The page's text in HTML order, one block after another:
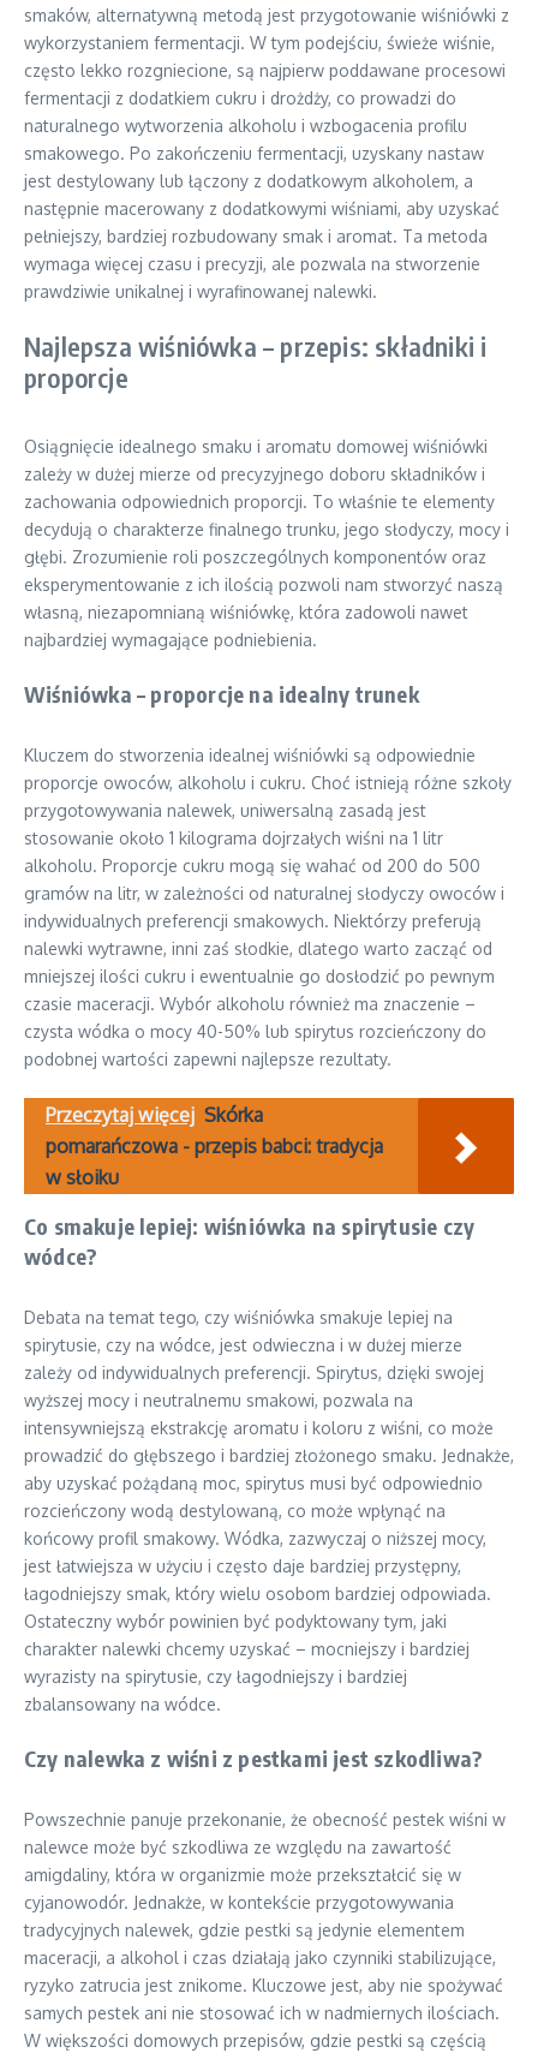
smaków, alternatywną metodą jest przygotowanie wiśniówki z
wykorzystaniem fermentacji. W tym podejściu, świeże wiśnie,
często lekko rozgniecione, są najpierw poddawane procesowi
fermentacji z dodatkiem cukru i drożdży, co prowadzi do
naturalnego wytworzenia alkoholu i wzbogacenia profilu
smakowego. Po zakończeniu fermentacji, uzyskany nastaw
jest destylowany lub łączony z dodatkowym alkoholem, a
następnie macerowany z dodatkowymi wiśniami, aby uzyskać
pełniejszy, bardziej rozbudowany smak i aromat. Ta metoda
wymaga więcej czasu i precyzji, ale pozwala na stworzenie
prawdziwie unikalnej i wyrafinowanej nalewki.
Najlepsza wiśniówka – przepis: składniki i
proporcje
Osiągnięcie idealnego smaku i aromatu domowej wiśniówki
zależy w dużej mierze od precyzyjnego doboru składników i
zachowania odpowiednich proporcji. To właśnie te elementy
decydują o charakterze finalnego trunku, jego słodyczy, mocy i
głębi. Zrozumienie roli poszczególnych komponentów oraz
eksperymentowanie z ich ilością pozwoli nam stworzyć naszą
własną, niezapomnianą wiśniówkę, która zadowoli nawet
najbardziej wymagające podniebienia.
Wiśniówka – proporcje na idealny trunek
Kluczem do stworzenia idealnej wiśniówki są odpowiednie
proporcje owoców, alkoholu i cukru. Choć istnieją różne szkoły
przygotowywania nalewek, uniwersalną zasadą jest
stosowanie około 1 kilograma dojrzałych wiśni na 1 litr
alkoholu. Proporcje cukru mogą się wahać od 200 do 500
gramów na litr, w zależności od naturalnej słodyczy owoców i
indywidualnych preferencji smakowych. Niektórzy preferują
nalewki wytrawne, inni zaś słodkie, dlatego warto zacząć od
mniejszej ilości cukru i ewentualnie go dosłodzić po pewnym
czasie maceracji. Wybór alkoholu również ma znaczenie –
czysta wódka o mocy 40-50% lub spirytus rozcieńczony do
podobnej wartości zapewni najlepsze rezultaty.
Przeczytaj więcej Skórka
pomarańczowa - przepis babci: tradycja
w słoiku
Co smakuje lepiej: wiśniówka na spirytusie czy
wódce?
Debata na temat tego, czy wiśniówka smakuje lepiej na
spirytusie, czy na wódce, jest odwieczna i w dużej mierze
zależy od indywidualnych preferencji. Spirytus, dzięki swojej
wyższej mocy i neutralnemu smakowi, pozwala na
intensywniejszą ekstrakcję aromatu i koloru z wiśni, co może
prowadzić do głębszego i bardziej złożonego smaku. Jednakże,
aby uzyskać pożądaną moc, spirytus musi być odpowiednio
rozcieńczony wodą destylowaną, co może wpłynąć na
końcowy profil smakowy. Wódka, zazwyczaj o niższej mocy,
jest łatwiejsza w użyciu i często daje bardziej przystępny,
łagodniejszy smak, który wielu osobom bardziej odpowiada.
Ostateczny wybór powinien być podyktowany tym, jaki
charakter nalewki chcemy uzyskać – mocniejszy i bardziej
wyrazisty na spirytusie, czy łagodniejszy i bardziej
zbalansowany na wódce.
Czy nalewka z wiśni z pestkami jest szkodliwa?
Powszechnie panuje przekonanie, że obecność pestek wiśni w
nalewce może być szkodliwa ze względu na zawartość
amigdaliny, która w organizmie może przekształcić się w
cyjanowodór. Jednakże, w kontekście przygotowywania
tradycyjnych nalewek, gdzie pestki są jedynie elementem
maceracji, a alkohol i czas działają jako czynniki stabilizujące,
ryzyko zatrucia jest znikome. Kluczowe jest, aby nie spożywać
samych pestek ani nie stosować ich w nadmiernych ilościach.
W większości domowych przepisów, gdzie pestki są częścią